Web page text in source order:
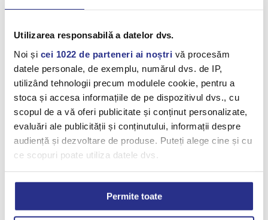
Utilizarea responsabilă a datelor dvs.
Noi și cei 1022 de parteneri ai noștri vă procesăm
datele personale, de exemplu, numărul dvs. de IP,
utilizând tehnologii precum modulele cookie, pentru a
stoca și accesa informațiile de pe dispozitivul dvs., cu
scopul de a vă oferi publicitate și conținut personalizate,
evaluări ale publicității și conținutului, informații despre
audiență și dezvoltare de produse. Puteți alege cine și cu
ce scopuri poate utiliza datele dvs.
Dacă ne permiteți, am dori, de asemenea:
Să colectăm informațiile cu privire la locația dvs.
geografică cu o exactitate de până la câțiva metri
Permite toate
News
Privacy Policy
Terms & Conditions
Disclaimer
LOGISTICS SOLUTIONS
Pharma & Healthcare